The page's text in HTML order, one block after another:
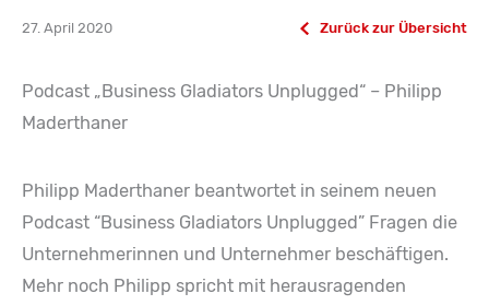
27. April 2020 Zurück zur Übersicht
Podcast „Business Gladiators Unplugged“ – Philipp
Maderthaner
Philipp Maderthaner beantwortet in seinem neuen
Podcast “Business Gladiators Unplugged” Fragen die
Unternehmerinnen und Unternehmer beschäftigen.
Mehr noch Philipp spricht mit herausragenden